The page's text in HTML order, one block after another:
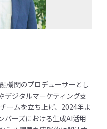
機関のプロデューサーとし
デジタルマーケティング支
ームを立ち上げ、2024年よ
バーズにおける生成AI活用